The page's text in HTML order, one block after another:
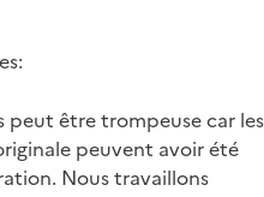
peut être trompeuse car les
peuvent avoir été
Nous travaillons